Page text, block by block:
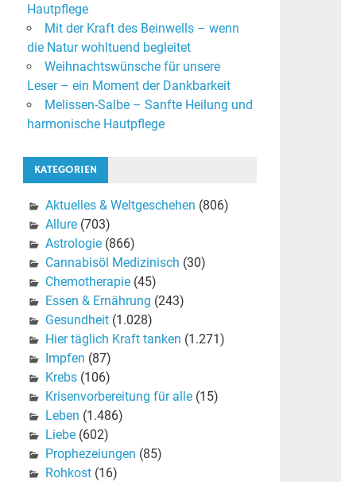
Hautpflege
Mit der Kraft des Beinwells – wenn
die Natur wohltuend begleitet
Weihnachtswünsche für unsere
Leser – ein Moment der Dankbarkeit
Melissen-Salbe – Sanfte Heilung und
harmonische Hautpflege
KATEGORIEN
Aktuelles & Weltgeschehen (806)
Allure(703)
Astrologie(866)
Cannabisöl Medizinisch (30)
Chemotherapie(45)
Essen & Ernährung (243)
Gesundheit(1.028)
Hier täglich Kraft tanken (1.271)
Impfen (87)
Krebs(106)
Krisenvorbereitung für alle(15)
Leben (1.486)
Liebe(602)
Prophezeiungen (85)
Rohkost(16)